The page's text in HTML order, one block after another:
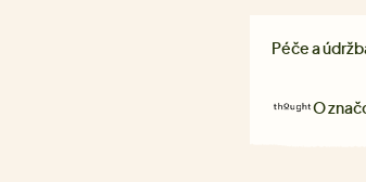
Péče a
O